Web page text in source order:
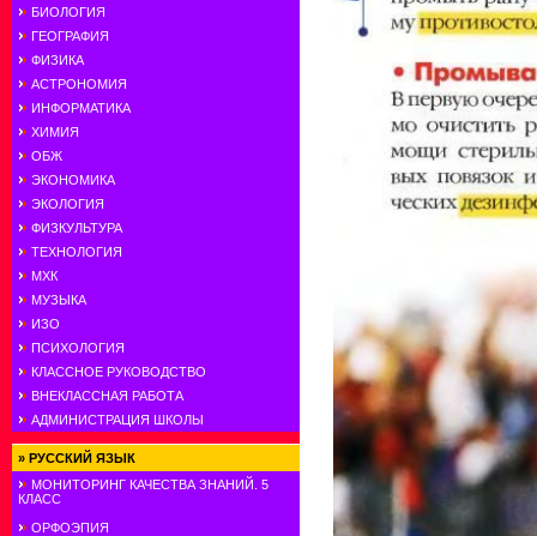
БИОЛОГИЯ
ГЕОГРАФИЯ
ФИЗИКА
АСТРОНОМИЯ
ИНФОРМАТИКА
ХИМИЯ
ОБЖ
ЭКОНОМИКА
ЭКОЛОГИЯ
ФИЗКУЛЬТУРА
ТЕХНОЛОГИЯ
МХК
МУЗЫКА
ИЗО
ПСИХОЛОГИЯ
КЛАССНОЕ РУКОВОДСТВО
ВНЕКЛАССНАЯ РАБОТА
АДМИНИСТРАЦИЯ ШКОЛЫ
» РУССКИЙ ЯЗЫК
МОНИТОРИНГ КАЧЕСТВА ЗНАНИЙ. 5
КЛАСС
ОРФОЭПИЯ